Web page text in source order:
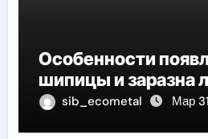
Особенности
шипицы и заразна
sib_ecometal Мар